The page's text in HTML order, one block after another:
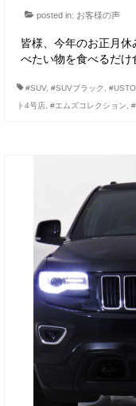
ニュース
スタッフブログ
お客様の声
電話はこちら
posted in: お客様の声
皆様、今年のお正月
べたい物を食べるだけ
#SUV, #SUVブラック
ト4号店 #エムズコレクション